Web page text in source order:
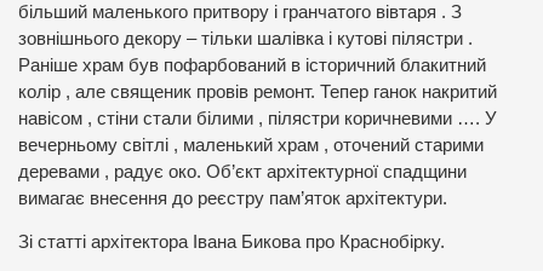
більший маленького притвору і гранчатого вівтаря . З
зовнішнього декору – тільки шалівка і кутові пілястри .
Раніше храм був пофарбований в історичний блакитний
колір , але священик провів ремонт. Тепер ганок накритий
навісом , стіни стали білими , пілястри коричневими …. У
вечерньому світлі , маленький храм , оточений старими
деревами , радує око. Об’єкт архітектурної спадщини
вимагає внесення до реєстру пам’яток архітектури.
Зі статті архітектора Івана Бикова про Краснобірку.